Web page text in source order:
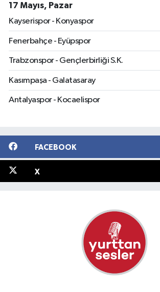
17 Mayıs, Pazar
Kayserispor - Konyaspor
Fenerbahçe - Eyüpspor
Trabzonspor - Gençlerbirliği S.K.
Kasımpaşa - Galatasaray
Antalyaspor - Kocaelispor
FACEBOOK
X